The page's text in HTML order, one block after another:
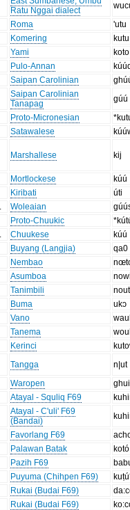
Ratu Nggai dialect
Roma
'utu
Komering
kutu
Yami
koto
Pulo-Annan
Saipan Carolinian
Saipan Carolinian
Tanapag
gúú
Proto-Micronesian
Satawalese
Marshallese kij
Mortlockese
kúú
Kiribati
úti
Woleaian
Proto-Chuukic
Chuukese
kúú
Buyang (Langjia)
qa0
Nembao
Asumboa
Tanimbili
Buma
ukɔ
Vano
Tanema
Kerinci
Tangga
n|ut
Waropen
ghui
Atayal - Squliq F69
Atayal - C'uli' F69
(Bandai)
Favorlang F69
Palawan Batak
kotó
Pazih F69
Puyuma (Chihpen F69)
Rukai (Budai F69)
Rukai (Budai F69)